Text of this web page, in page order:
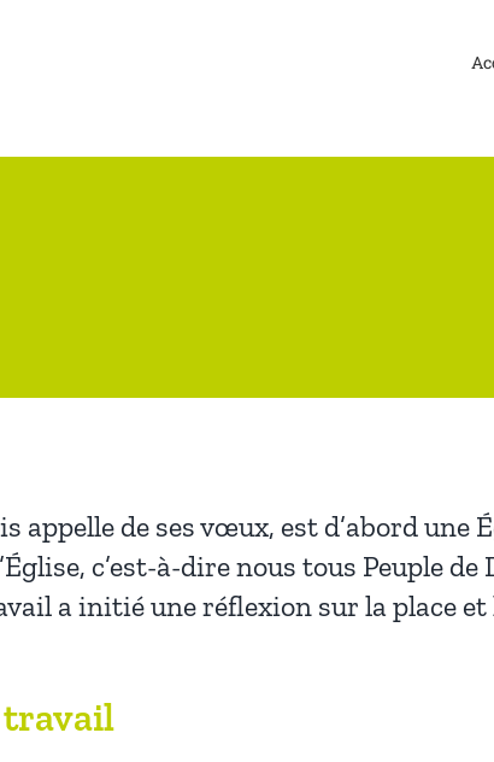
appelle de ses vœux, est d’abord une
c’est-à-dire nous tous Peuple
a initié une réflexion sur la place et
travail